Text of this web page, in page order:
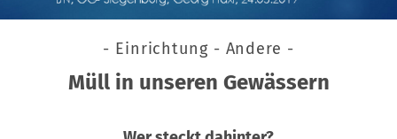
- Einrichtung - Andere -
Müll in unseren Gewässern